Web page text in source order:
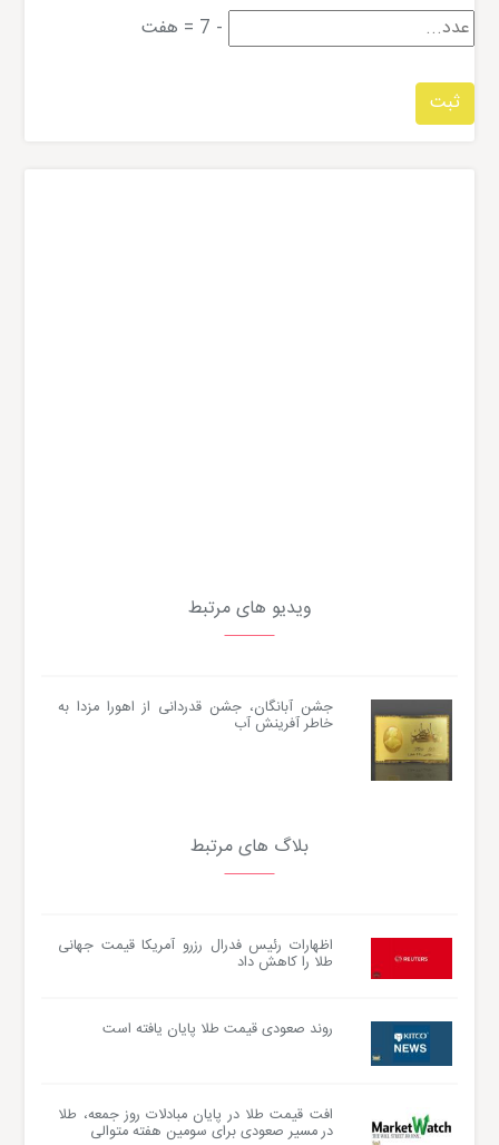
-
7
= هفت
ویدیو های مرتبط
جشن آبانگان، جشن قدردانی از اهورا مزدا به
خاطر آفرینش آب
بلاگ های مرتبط
اظهارات رئیس فدرال رزرو آمریکا قیمت جهانی
طلا را کاهش داد
روند صعودی قیمت طلا پایان یافته است
افت قیمت طلا در پایان مبادلات روز جمعه، طلا
در مسیر صعودی برای سومین هفته متوالی